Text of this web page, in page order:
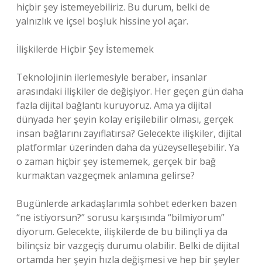
hiçbir şey istemeyebiliriz. Bu durum, belki de
yalnızlık ve içsel boşluk hissine yol açar.
İlişkilerde Hiçbir Şey İstememek
Teknolojinin ilerlemesiyle beraber, insanlar
arasındaki ilişkiler de değişiyor. Her geçen gün daha
fazla dijital bağlantı kuruyoruz. Ama ya dijital
dünyada her şeyin kolay erişilebilir olması, gerçek
insan bağlarını zayıflatırsa? Gelecekte ilişkiler, dijital
platformlar üzerinden daha da yüzeyselleşebilir. Ya
o zaman hiçbir şey istememek, gerçek bir bağ
kurmaktan vazgeçmek anlamına gelirse?
Bugünlerde arkadaşlarımla sohbet ederken bazen
“ne istiyorsun?” sorusu karşısında “bilmiyorum”
diyorum. Gelecekte, ilişkilerde de bu bilinçli ya da
bilinçsiz bir vazgeçiş durumu olabilir. Belki de dijital
ortamda her şeyin hızla değişmesi ve hep bir şeyler